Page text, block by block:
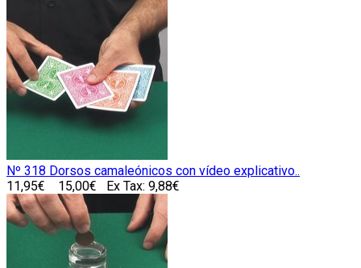
Nº 318 Dorsos camaleónicos con vídeo explicativo..
11,95€
15,00€ Ex Tax: 9,88€